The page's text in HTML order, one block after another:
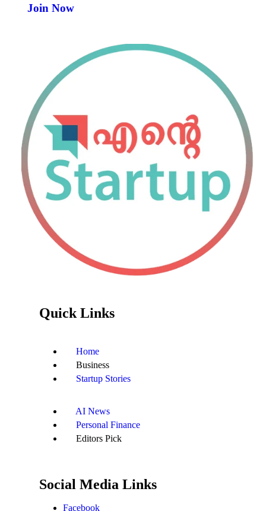
Join Now
Quick Links
Home
Business
Startup Stories
AI News
Personal Finance
Editors Pick
Social Media Links
Facebook